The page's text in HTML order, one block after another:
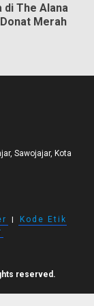
The Alana
Merah
Sawojajar, Kota
I
Kode Etik
reserved.